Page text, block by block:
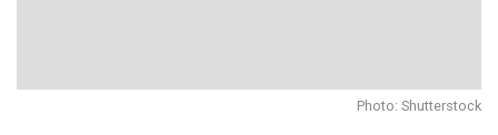
Photo: Shutterstock